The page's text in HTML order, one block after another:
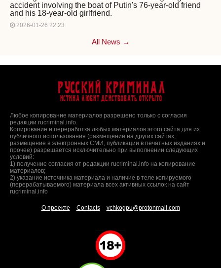
accident involving the boat of Putin's 76-year-old friend
and his 18-year-old girlfriend.
2026-01-26 22:23
All News →
Русский Криминал
Истина любит действовать открыто
Любое копирование материалов разрешено только с согласия
редакции rucriminal.info.
Копирование и переработка любых материалов этого сайта для их
публичного использования (размещение на других сайтах,
размещение в электронных СМИ, публикации в печатных изданиях и
прочее) разрешается исключительно при выполнении следующих
условий:
1) получение согласия от редакции rucriminal.info на копирование
материалов;
2) указание источника материала и наличие в теле копируемого
(перерабатываемого) материала всех активных ссылок на сайт
rucriminal.info
О проекте Contacts vchkogpu@protonmail.com